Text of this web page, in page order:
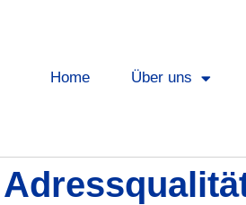
Home Über uns